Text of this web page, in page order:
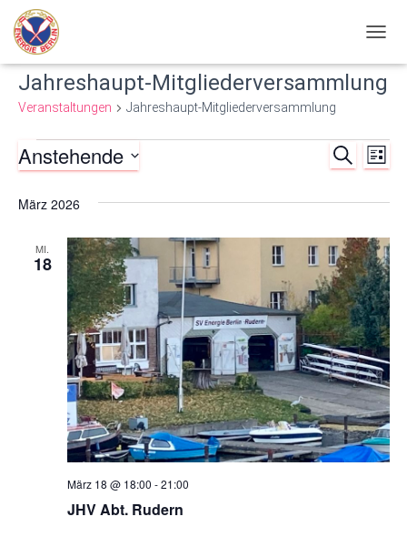
Jahreshaupt-Mitgliederversammlung
Veranstaltungen Jahreshaupt-Mitgliederversammlung
Veranstaltungen
Such-
und
SUCHE
LISTE
Anstehende
wählen.
März 2026
MI.
18
JHV Abt. Rudern
März 18 @ 18:00 -21:00